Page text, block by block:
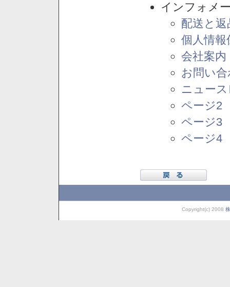
インフォメ
配送と
個人情報
会社案内
お問い
ニュー
ページ2
ページ3
ページ4
Copyright(c) 2008